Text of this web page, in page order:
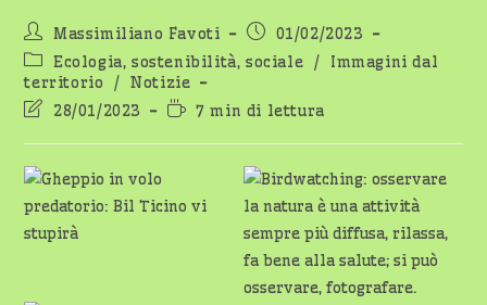
Autore
dell'articolo:
Massimiliano Favoti
Articolo
pubblicato:
01/02/2023
Categoria
dell'articolo:
Ecologia, sostenibilità, sociale /
Immagini dal
territorio
/ Notizie
Ultima
dell'articolo:
28/01/2023
Tempo
lettura:
7 min di lettura